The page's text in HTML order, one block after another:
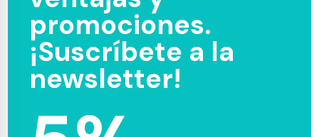
promociones.
¡Suscríbete a la
newsletter!